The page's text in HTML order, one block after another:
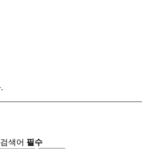
검색어 필수